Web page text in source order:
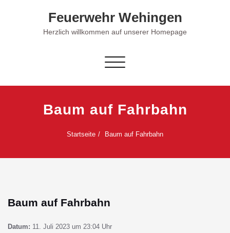
Feuerwehr Wehingen
Herzlich willkommen auf unserer Homepage
Schalte Navigation
Baum auf Fahrbahn
Startseite Baum auf Fahrbahn
Baum auf Fahrbahn
Datum: 11. Juli 2023 um 23:04 Uhr